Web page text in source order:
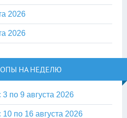
2026
2026
НА НЕДЕЛЮ
по 9 августа 2026
по 16 августа 2026